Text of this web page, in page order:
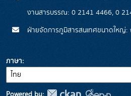
งานสารบรรณ: 0 2141 4466, 0
ฝ่ายจัดการภูมิสารสนเทศขนาดใหญ่:
ภาษา